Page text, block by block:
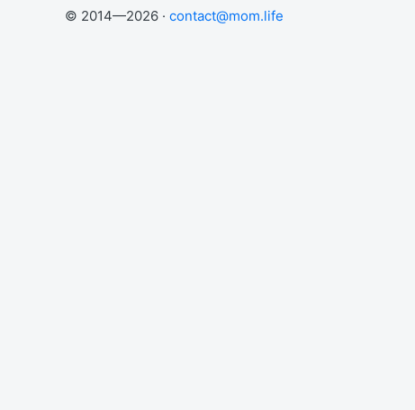
© 2014—2026 · contact@mom.life